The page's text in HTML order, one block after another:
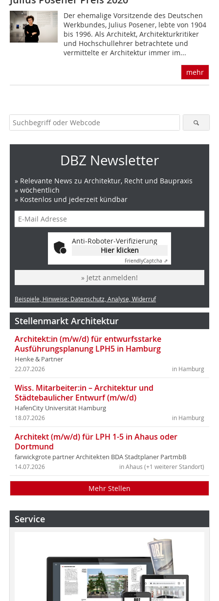
Der ehemalige Vorsitzende des Deutschen
Werkbundes, Julius Posener, lebte von 1904
bis 1996. Als Architekt, Architekturkritiker
und Hochschullehrer betrachtete und
vermittelte er Architektur immer im...
mehr
DBZ Newsletter
» Relevante News zu Architektur, Recht und Baupraxis
» wöchentlich
» Kostenlos und jederzeit kündbar
Anti-Roboter-Verifizierung
Hier klicken
FriendlyCaptcha ⇗
» Jetzt anmelden!
Beispiele, Hinweise: Datenschutz, Analyse, Widerruf
Stellenmarkt Architektur
Architekt:in (m/w/d) für entwurfsstarke
Ausführungsplanung LPH5 in Hamburg
Henke & Partner
in Hamburg
22.07.2026
Wiss. Mitarbeiter:in – Architektur und
Städtebaulicher Entwurf (m/w/d)
HafenCity Universität Hamburg
in Hamburg
18.07.2026
Architekt (m/w/d) für LPH 1-5 in Ahaus oder
Dortmund
farwickgrote partner Architekten BDA Stadtplaner PartmbB
in Ahaus (+1 weiterer Standort)
14.07.2026
Mehr Stellen
Service